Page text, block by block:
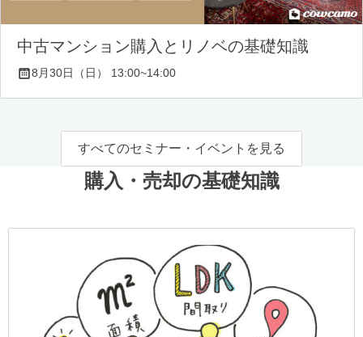
中古マンション購入とリノベの基礎知識
8月30日（日） 13:00~14:00
すべてのセミナー・イベントを見る
購入・売却の基礎知識